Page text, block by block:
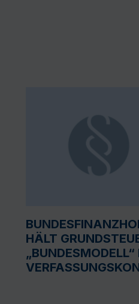
HÄLT
„BUNDESMODELL“